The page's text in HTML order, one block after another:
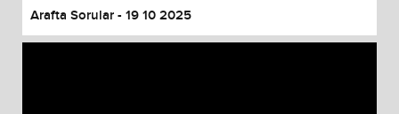
Arafta Sorular - 19 10 2025